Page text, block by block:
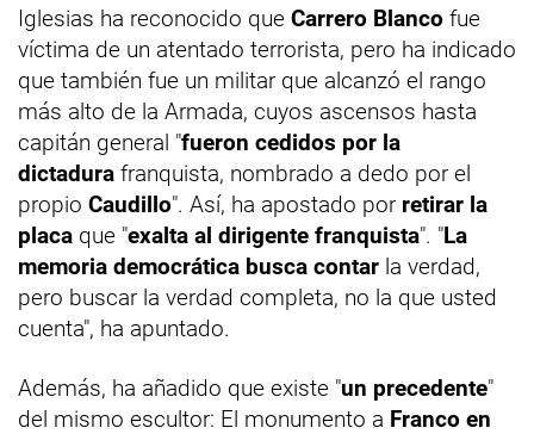
Iglesias ha reconocido que Carrero Blanco fue
víctima de un atentado terrorista, pero ha indicado
que también fue un militar que alcanzó el rango
más alto de la Armada, cuyos ascensos hasta
capitán general "fueron cedidos por la
dictadura franquista, nombrado a dedo por el
propio Caudillo". Así, ha apostado por retirar la
placa que "exalta al dirigente franquista". "La
memoria democrática busca contar la verdad,
pero buscar la verdad completa, no la que usted
cuenta", ha apuntado.
Además, ha añadido que existe "un precedente"
del mismo escultor: El monumento a Franco en